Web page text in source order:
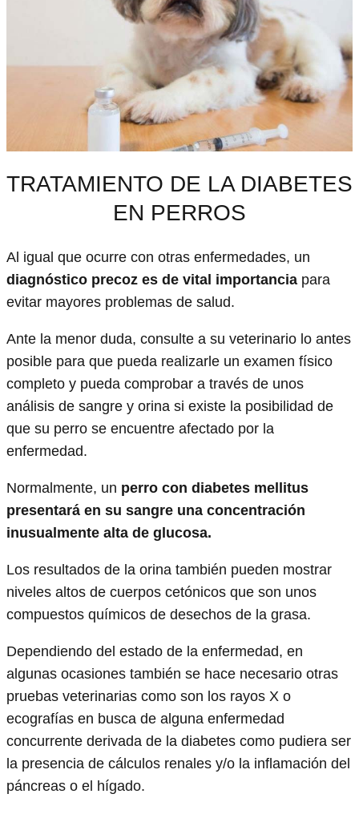
TRATAMIENTO DE LA DIABETES
EN PERROS
Al igual que ocurre con otras enfermedades, un
diagnóstico precoz es de vital importancia para
evitar mayores problemas de salud.
Ante la menor duda, consulte a su veterinario lo antes
posible para que pueda realizarle un examen físico
completo y pueda comprobar a través de unos
análisis de sangre y orina si existe la posibilidad de
que su perro se encuentre afectado por la
enfermedad.
Normalmente, un perro con diabetes mellitus
presentará en su sangre una concentración
inusualmente alta de glucosa.
Los resultados de la orina también pueden mostrar
niveles altos de cuerpos cetónicos que son unos
compuestos químicos de desechos de la grasa.
Dependiendo del estado de la enfermedad, en
algunas ocasiones también se hace necesario otras
pruebas veterinarias como son los rayos X o
ecografías en busca de alguna enfermedad
concurrente derivada de la diabetes como pudiera ser
la presencia de cálculos renales y/o la inflamación del
páncreas o el hígado.